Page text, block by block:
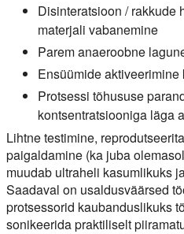
Disinteratsioon / rakkude
materjali vabanemine
Parem anaeroobne
Ensüümide
Protsessi tõhususe
kontsentratsiooniga läga
Lihtne testimine,
paigaldamine (ka juba
muudab ultraheli kasumlikuks
Saadaval on usaldusväärsed
protsessorid kaubanduslikuks
sonikeerida praktiliselt